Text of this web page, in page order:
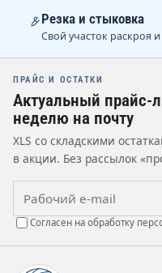
Резка и стыковка
Свой участок раскроя
ПРАЙС И ОСТАТКИ
Актуальный прайс-
неделю на почту
XLS со складскими
в акции. Без рассылок
Согласен на обработку